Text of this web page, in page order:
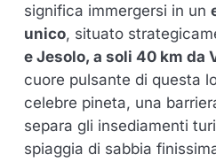
significa immergersi in un
unico, situato
e Jesolo, a soli 40 km da
cuore pulsante di questa
celebre pineta, una
separa gli insediamenti
spiaggia di sabbia